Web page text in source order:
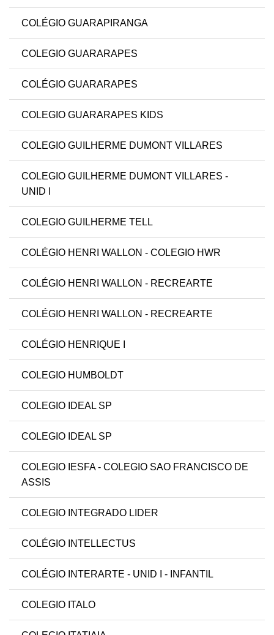
COLÉGIO GUARAPIRANGA
COLEGIO GUARARAPES
COLÉGIO GUARARAPES
COLEGIO GUARARAPES KIDS
COLEGIO GUILHERME DUMONT VILLARES
COLEGIO GUILHERME DUMONT VILLARES -
UNID I
COLEGIO GUILHERME TELL
COLÉGIO HENRI WALLON - COLEGIO HWR
COLÉGIO HENRI WALLON - RECREARTE
COLÉGIO HENRI WALLON - RECREARTE
COLÉGIO HENRIQUE I
COLEGIO HUMBOLDT
COLEGIO IDEAL SP
COLEGIO IDEAL SP
COLEGIO IESFA - COLEGIO SAO FRANCISCO DE
ASSIS
COLEGIO INTEGRADO LIDER
COLÉGIO INTELLECTUS
COLÉGIO INTERARTE - UNID I - INFANTIL
COLEGIO ITALO